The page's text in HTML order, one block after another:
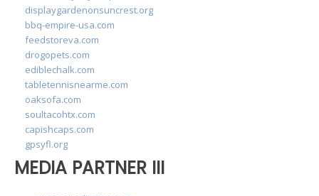
displaygardenonsuncrest.org
bbq-empire-usa.com
feedstoreva.com
drogopets.com
ediblechalk.com
tabletennisnearme.com
oaksofa.com
soultacohtx.com
capishcaps.com
gpsyfl.org
MEDIA PARTNER III